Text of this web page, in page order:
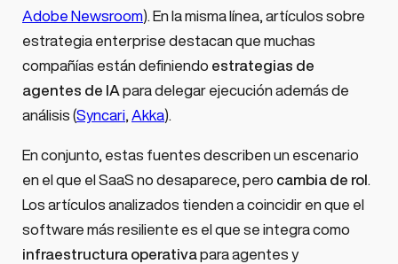
Adobe Newsroom). En la misma línea, artículos sobre
estrategia enterprise destacan que muchas
compañías están definiendo estrategias de
agentes de IA para delegar ejecución además de
análisis (Syncari Akka).
En conjunto, estas fuentes describen un escenario
en el que el SaaS no desaparece, pero cambia de rol
Los artículos analizados tienden a coincidir en que el
software más resiliente es el que se integra como
infraestructura operativa para agentes y